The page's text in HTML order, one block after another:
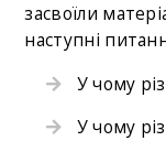
засвоїли
наступні
У чому
У чому